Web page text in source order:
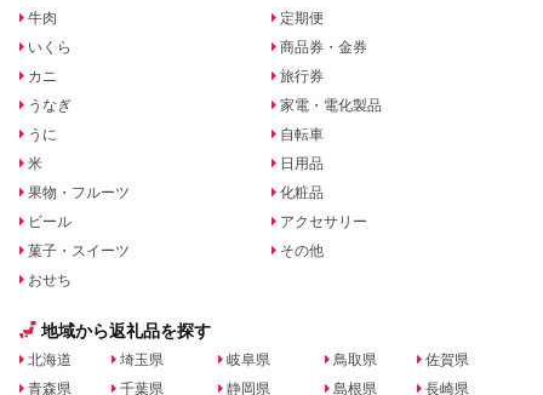
牛肉
いくら
カニ
うなぎ
うに
米
果物・フルーツ
ビール
菓子・スイーツ
おせち
定期便
商品券・金券
旅行券
家電・電化製品
自転車
日用品
化粧品
アクセサリー
その他
地域から返礼品を探す
北海道
青森県
埼玉県
千葉県
岐阜県
静岡県
鳥取県
島根県
佐賀県
長崎県